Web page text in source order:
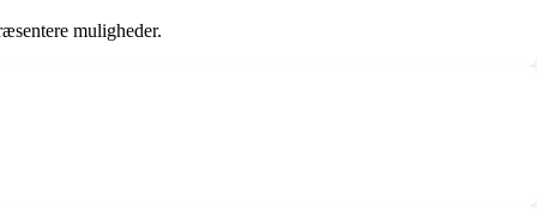
muligheder.